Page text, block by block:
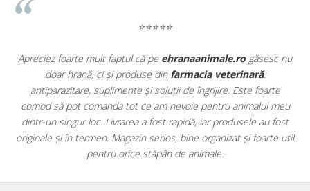
⭐⭐⭐⭐⭐
Apreciez foarte mult faptul că pe ehranaanimale.rogăsesc nu
doar hrană, ci și produse din farmacia veterinară:
antiparazitare, suplimente și soluții de îngrijire. Este foarte
comod să pot comanda tot ce am nevoie pentru animalul meu
dintr-un singur loc. Livrarea a fost rapidă, iar produsele au fost
originale și în termen. Magazin serios, bine organizat și foarte util
pentru orice stăpân de animale.